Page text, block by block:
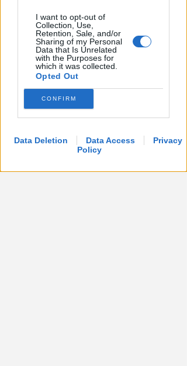
I want to opt-out of
Collection, Use,
Retention, Sale, and/or
Sharing of my Personal
Data that Is Unrelated
with the Purposes for
which it was collected.
Opted Out
CONFIRM
Data Deletion Data Access
Privacy
Policy